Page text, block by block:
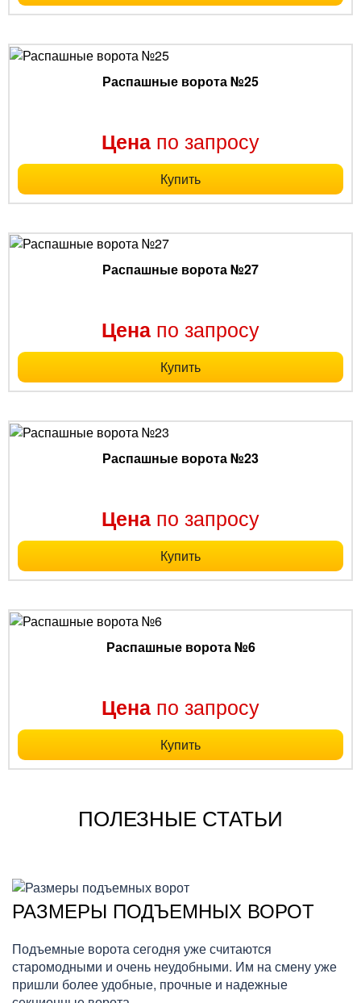
Распашные ворота №25
Цена по запросу
Купить
Распашные ворота №27
Цена по запросу
Купить
Распашные ворота №23
Цена по запросу
Купить
Распашные ворота №6
Цена по запросу
Купить
ПОЛЕЗНЫЕ СТАТЬИ
РАЗМЕРЫ ПОДЪЕМНЫХ ВОРОТ
Подъемные ворота сегодня уже считаются
старомодными и очень неудобными. Им на смену уже
пришли более удобные, прочные и надежные